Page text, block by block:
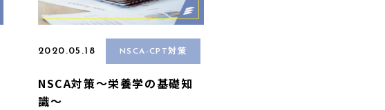
2020.05.18 NSCA-CPT対策
NSCA対策〜栄養学の基礎知
識〜